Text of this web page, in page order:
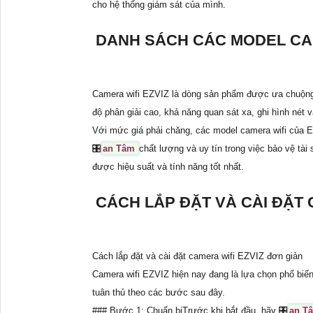
cho hệ thống giám sát của mình.
DANH SÁCH CÁC MODEL
Camera wifi EZVIZ là dòng sản phẩm được ưa
độ phân giải cao, khả năng quan sát xa, ghi hình nét
Với mức giá phải chăng, các model camera wifi của
🎛 an Tâm chất lượng và uy tín trong việc bảo vệ tài
được hiệu suất và tính năng tốt nhất.
CÁCH LẮP ĐẶT VÀ CÀI ĐẶT
Cách lắp đặt và cài đặt camera wifi EZVIZ đơn giản
Camera wifi EZVIZ hiện nay đang là lựa chọn phổ
tuân thủ theo các bước sau đây.
### Bước 1: Chuẩn bịTrước khi bắt đầu, hãy 🎛 an